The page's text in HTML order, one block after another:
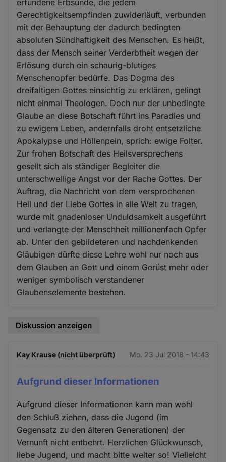
Gerechtigkeitsempfinden zuwiderläuft, verbunden
mit der Behauptung der dadurch bedingten
absoluten Sündhaftigkeit des Menschen. Es heißt,
dass der Mensch seiner Verderbtheit wegen der
Erlösung durch ein schaurig-blutiges
Menschenopfer bedürfe. Das Dogma des
dreifaltigen Gottes einsichtig zu erklären, gelingt
nicht einmal Theologen. Doch nur der unbedingte
Glaube an diese Botschaft führt ins Paradies und
zu ewigem Leben, andernfalls droht entsetzliche
Apokalypse und Höllenpein, sprich: ewige Folter.
Zur frohen Botschaft des Heilsversprechens
gesellt sich als ständiger Begleiter die
unterschwellige Angst vor der Rache Gottes. Der
Auftrag, die Nachricht von dem versprochenen
Heil und der Liebe Gottes in alle Welt zu tragen,
wurde mit gnadenloser Unduldsamkeit ausgeführt
und verlangte der Menschheit millionenfach Opfer
ab. Unter den gebildeteren und nachdenkenden
Gläubigen dürfte diese Lehre wohl nur noch aus
dem Glauben an Gott und einem Gerüst mehr oder
weniger symbolisch verstandener
Glaubenselemente bestehen.
Diskussion anzeigen
Kay Krause (nicht überprüft) Mo. 23 Jul 2018 - 14:43
Aufgrund dieser Informationen
Aufgrund dieser Informationen kann man wohl
den Schluß ziehen, dass die Jugend (im
Gegensatz zu den älteren Generationen) der
Vernunft nicht entbehrt. Herzlichen Glückwunsch,
liebe Jugend, und macht bitte weiter so! Vielleicht